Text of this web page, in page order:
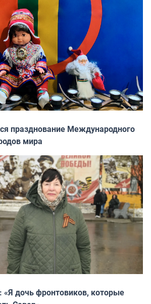
празднование Международного
мира
«Я дочь фронтовиков, которые